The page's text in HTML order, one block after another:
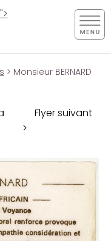
> Monsieur BERNARD
Flyer suivant
>